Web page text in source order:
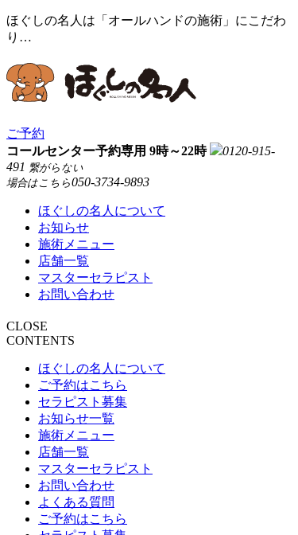
ほぐしの名人は「オールハンドの施術」にこだわ
り…
ご予約
コールセンター予約専用 9時～22時
0120-915-
491 繋がらない
場合はこちら050-3734-9893
ほぐしの名人について
お知らせ
施術メニュー
店舗一覧
マスターセラピスト
お問い合わせ
CLOSE
CONTENTS
ほぐしの名人について
ご予約はこちら
セラピスト募集
お知らせ一覧
施術メニュー
店舗一覧
マスターセラピスト
お問い合わせ
よくある質問
ご予約はこちら